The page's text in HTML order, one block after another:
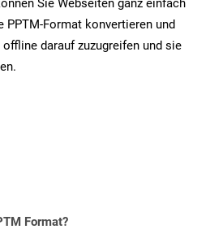
Sie Webseiten ganz einfach
PPTM-Format konvertieren und
offline darauf zuzugreifen und sie
Format?